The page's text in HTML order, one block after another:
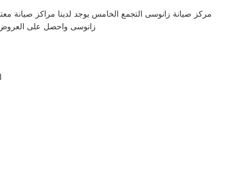
مركز صيانة زانوسى التجمع الخامس يوجد لدينا مراكز صيانة
زانوسى واحصل على العروض